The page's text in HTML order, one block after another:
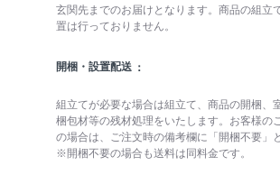
玄関先までのお届けとなります。商品の組立
置は行っておりません。
開梱・設置配送
組立てが必要な場合は組立て、商品の開梱、
梱包材等の残材処理をいたします。お客様の
の場合は、ご注文時の備考欄に「開梱不要」
※開梱不要の場合も送料は同料金です。